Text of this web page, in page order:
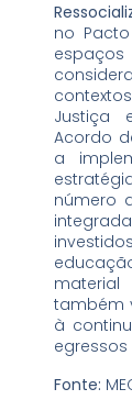
no
Justiça
Acordo
a
número
também
à
Fonte: